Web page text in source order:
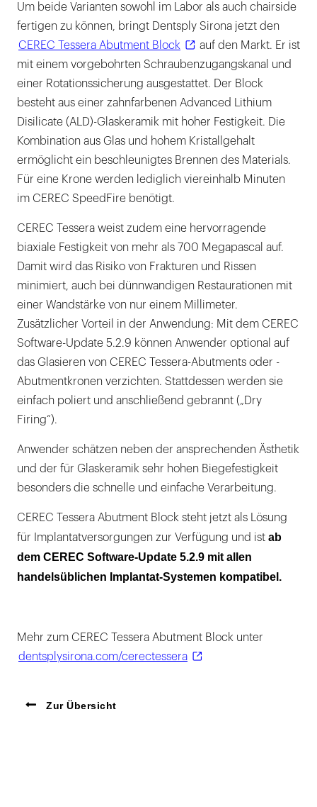
Um beide Varianten sowohl im Labor als auch chairside
fertigen zu können, bringt Dentsply Sirona jetzt den
CEREC Tessera Abutment Block
auf den Markt. Er ist
mit einem vorgebohrten Schraubenzugangskanal und
einer Rotationssicherung ausgestattet. Der Block
besteht aus einer zahnfarbenen Advanced Lithium
Disilicate (ALD)-Glaskeramik mit hoher Festigkeit. Die
Kombination aus Glas und hohem Kristallgehalt
ermöglicht ein beschleunigtes Brennen des Materials.
Für eine Krone werden lediglich viereinhalb Minuten
im CEREC SpeedFire benötigt.
CEREC Tessera weist zudem eine hervorragende
biaxiale Festigkeit von mehr als 700 Megapascal auf.
Damit wird das Risiko von Frakturen und Rissen
minimiert, auch bei dünnwandigen Restaurationen mit
einer Wandstärke von nur einem Millimeter.
Zusätzlicher Vorteil in der Anwendung: Mit dem CEREC
Software-Update 5.2.9 können Anwender optional auf
das Glasieren von CEREC Tessera-Abutments oder -
Abutmentkronen verzichten. Stattdessen werden sie
einfach poliert und anschließend gebrannt („Dry
Firing“).
Anwender schätzen neben der ansprechenden Ästhetik
und der für Glaskeramik sehr hohen Biegefestigkeit
besonders die schnelle und einfache Verarbeitung.
CEREC Tessera Abutment Block steht jetzt als Lösung
für Implantatversorgungen zur Verfügung und ist ab
dem CEREC Software-Update 5.2.9 mit allen
handelsüblichen Implantat-Systemen kompatibel.
Mehr zum CEREC Tessera Abutment Block unter
dentsplysirona.com/cerectessera
Zur Übersicht